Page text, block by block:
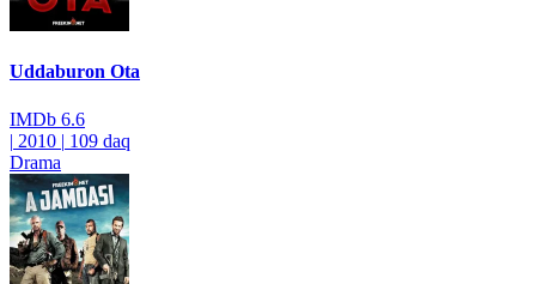
Uddaburon Ota
IMDb 6.6
| 2010 | 109 daq
Drama